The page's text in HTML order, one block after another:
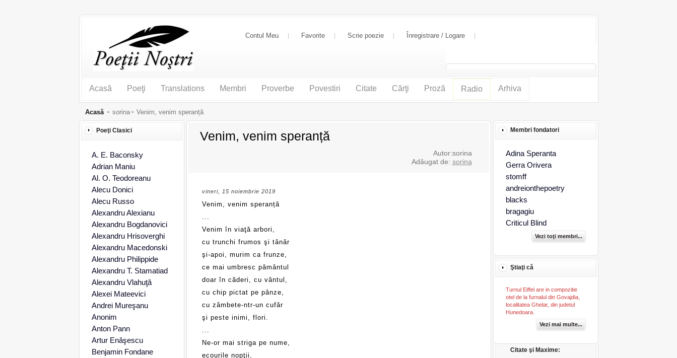
Contul Meu Favorite Scrie poezie Înregistrare / Logare
Acasă Poeţi Translations Membri Proverbe Povestiri Citate Cărţi Proză Radio Arhiva
Acasă sorina Venim, venim speranță
Venim, venim speranță
Autor:sorina
Adăugat de: sorina
vineri, 15 noiembrie 2019
Venim, venim speranță
...
Venim în viaţă arbori,
cu trunchi frumos şi tânăr
şi-apoi, murim ca frunze,
ce mai umbresc pământul
doar în căderi, cu vântul,
cu chip pictat pe pânze,
cu zâmbete-ntr-un cufăr
şi peste inimi, flori.
...
Ne-or mai striga pe nume,
ecourile nopţii,
Poeţi Clasici
A. E. Baconsky
Adrian Maniu
Al. O. Teodoreanu
Alecu Donici
Alecu Russo
Alexandru Alexianu
Alexandru Bogdanovici
Alexandru Hrisoverghi
Alexandru Macedonski
Alexandru Philippide
Alexandru T. Stamatiad
Alexandru Vlahuţă
Alexei Mateevici
Andrei Mureşanu
Anonim
Anton Pann
Artur Enăşescu
Benjamin Fondane
Membri fondatori
Adina Speranta
Gerra Orivera
stomff
andreionthepoetry
blacks
bragagiu
Criticul Blind
Vezi toţi membri...
Ştiaţi că
Turnul Eiffel are in compozitie
otel de la furnalul din Govajdia,
localitatea Ghelar, din judetul
Hunedoara.
Vezi mai multe...
Citate şi Maxime: